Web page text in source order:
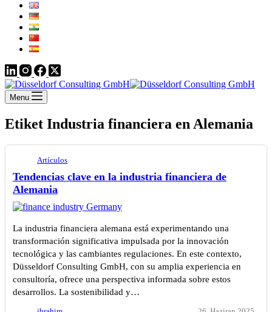
Menu
Etiket Industria financiera en Alemania
Artículos
Tendencias clave en la industria financiera de
Alemania
La industria financiera alemana está experimentando una
transformación significativa impulsada por la innovación
tecnológica y las cambiantes regulaciones. En este contexto,
Düsseldorf Consulting GmbH, con su amplia experiencia en
consultoría, ofrece una perspectiva informada sobre estos
desarrollos. La sostenibilidad y…